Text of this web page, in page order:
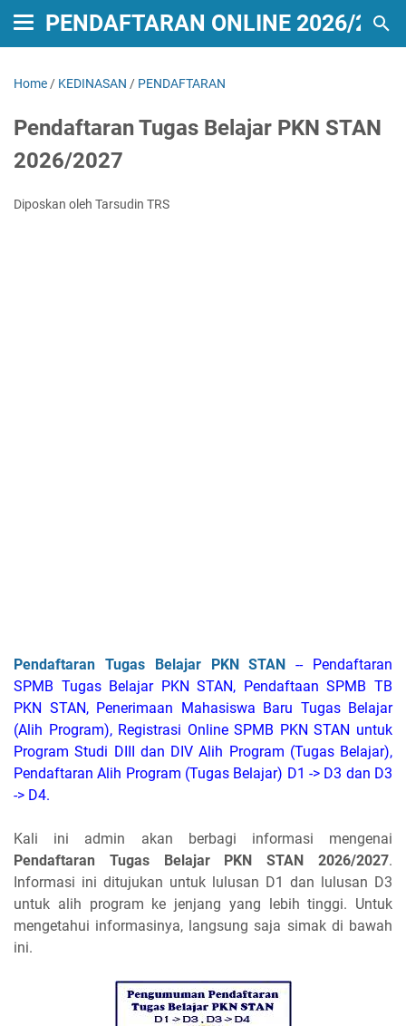
PENDAFTARAN ONLINE 2026/2027
Home / KEDINASAN / PENDAFTARAN
Pendaftaran Tugas Belajar PKN STAN
2026/2027
Diposkan oleh Tarsudin TRS
Pendaftaran Tugas Belajar PKN STAN -- Pendaftaran
SPMB Tugas Belajar PKN STAN, Pendaftaan SPMB TB
PKN STAN, Penerimaan Mahasiswa Baru Tugas Belajar
(Alih Program), Registrasi Online SPMB PKN STAN untuk
Program Studi DIII dan DIV Alih Program (Tugas Belajar),
Pendaftaran Alih Program (Tugas Belajar) D1 -> D3 dan D3
-> D4.
Kali ini admin akan berbagi informasi mengenai
Pendaftaran Tugas Belajar PKN STAN 2026/2027.
Informasi ini ditujukan untuk lulusan D1 dan lulusan D3
untuk alih program ke jenjang yang lebih tinggi. Untuk
mengetahui informasinya, langsung saja simak di bawah
ini.